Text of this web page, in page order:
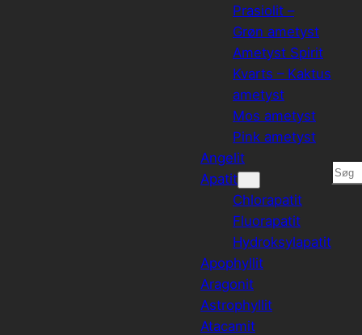
Prasiolit –
Grøn ametyst
Ametyst Spirit
Kvarts – Kaktus
ametyst
Mos ametyst
Pink ametyst
Angelit
Apatit
Chlorapatit
Fluorapatit
Hydroksylapatit
Apophyllit
Aragonit
Astrophyllit
Atacamit
Søg